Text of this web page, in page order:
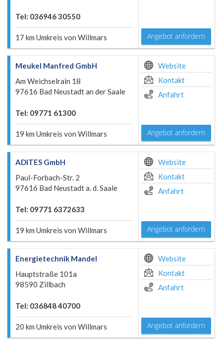
Tel: 036946 30550
17 km Umkreis von Willmars Angebot anfordern
Meukel Manfred GmbH
Am Weichselrain 18
97616 Bad Neustadt an der Saale
Tel: 09771 61300
19 km Umkreis von Willmars
Website
Kontakt
Anfahrt
Angebot anfordern
ADITES GmbH
Paul-Forbach-Str. 2
97616 Bad Neustadt a. d. Saale
Tel: 09771 6372633
19 km Umkreis von Willmars
Website
Kontakt
Anfahrt
Angebot anfordern
Energietechnik Mandel
Hauptstraße 101a
98590 Zillbach
Tel: 036848 40700
20 km Umkreis von Willmars
Website
Kontakt
Anfahrt
Angebot anfordern